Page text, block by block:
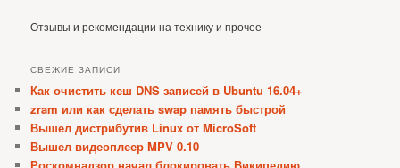
Отзывы и рекомендации на технику и прочее
СВЕЖИЕ ЗАПИСИ
Как очистить кеш DNS записей в Ubuntu 16.04+
zram или как сделать swap память быстрой
Вышел дистрибутив Linux от MicroSoft
Вышел видеоплеер MPV 0.10